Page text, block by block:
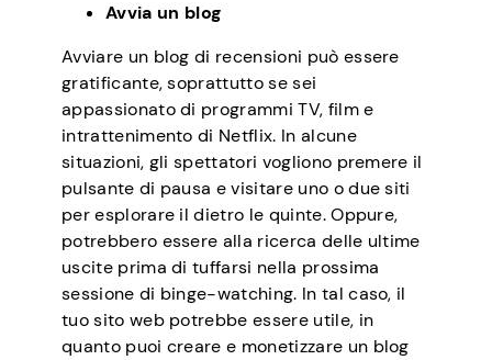
Avvia un blog
Avviare un blog di recensioni può essere
gratificante, soprattutto se sei
appassionato di programmi TV, film e
intrattenimento di Netflix. In alcune
situazioni, gli spettatori vogliono premere il
pulsante di pausa e visitare uno o due siti
per esplorare il dietro le quinte. Oppure,
potrebbero essere alla ricerca delle ultime
uscite prima di tuffarsi nella prossima
sessione di binge-watching. In tal caso, il
tuo sito web potrebbe essere utile, in
quanto puoi creare e monetizzare un blog